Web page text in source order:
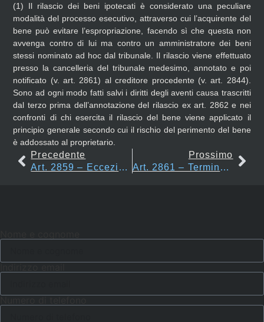
(1)
Il rilascio dei beni ipotecati è considerato una peculiare
modalità del processo esecutivo, attraverso cui l’acquirente del
bene può evitare l’espropriazione, facendo sì che questa non
avvenga contro di lui ma contro un amministratore dei beni
stessi nominato ad hoc dal tribunale. Il rilascio viene effettuato
presso la cancelleria del tribunale medesimo, annotato e poi
notificato (v. art. 2861) al creditore procedente (v. art. 2844).
Sono ad ogni modo fatti salvi i diritti degli aventi causa trascritti
dal terzo prima dell’annotazione del rilascio ex art. 2862 e nei
confronti di chi esercita il rilascio del bene viene applicato il
principio generale secondo cui il rischio del perimento del bene
è addossato al proprietario.
Precedente
Art. 2859 – Eccezioni Opponibili Dal Terzo Acquirente
Prossimo
Art. 2861 – Termine Ed Esecuzione Del Rilascio